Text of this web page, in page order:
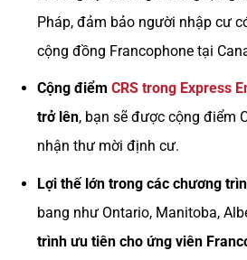
Pháp, đảm bảo người nhập cư
cộng đồng Francophone tại
Cộng điểm CRS trong Express
trở lên, bạn sẽ được cộng điểm
nhận thư mời định cư.
Lợi thế lớn trong các chương
bang như Ontario, Manitoba,
trình ưu tiên cho ứng viên